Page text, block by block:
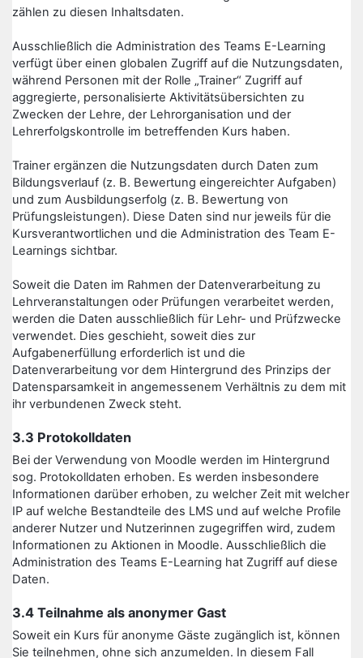
zählen zu diesen Inhaltsdaten.
Ausschließlich die Administration des Teams E-Learning
verfügt über einen globalen Zugriff auf die Nutzungsdaten,
während Personen mit der Rolle „Trainer“ Zugriff auf
aggregierte, personalisierte Aktivitätsübersichten zu
Zwecken der Lehre, der Lehrorganisation und der
Lehrerfolgskontrolle im betreffenden Kurs haben.
Trainer ergänzen die Nutzungsdaten durch Daten zum
Bildungsverlauf (z. B. Bewertung eingereichter Aufgaben)
und zum Ausbildungserfolg (z. B. Bewertung von
Prüfungsleistungen). Diese Daten sind nur jeweils für die
Kursverantwortlichen und die Administration des Team E-
Learnings sichtbar.
Soweit die Daten im Rahmen der Datenverarbeitung zu
Lehrveranstaltungen oder Prüfungen verarbeitet werden,
werden die Daten ausschließlich für Lehr- und Prüfzwecke
verwendet. Dies geschieht, soweit dies zur
Aufgabenerfüllung erforderlich ist und die
Datenverarbeitung vor dem Hintergrund des Prinzips der
Datensparsamkeit in angemessenem Verhältnis zu dem mit
ihr verbundenen Zweck steht.
3.3 Protokolldaten
Bei der Verwendung von Moodle werden im Hintergrund
sog. Protokolldaten erhoben. Es werden insbesondere
Informationen darüber erhoben, zu welcher Zeit mit welcher
IP auf welche Bestandteile des LMS und auf welche Profile
anderer Nutzer und Nutzerinnen zugegriffen wird, zudem
Informationen zu Aktionen in Moodle. Ausschließlich die
Administration des Teams E-Learning hat Zugriff auf diese
Daten.
3.4 Teilnahme als anonymer Gast
Soweit ein Kurs für anonyme Gäste zugänglich ist, können
Sie teilnehmen, ohne sich anzumelden. In diesem Fall